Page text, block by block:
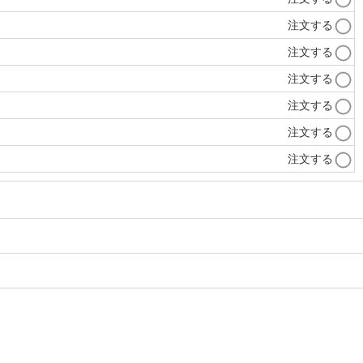
注文する
注文する
注文する
注文する
注文する
注文する